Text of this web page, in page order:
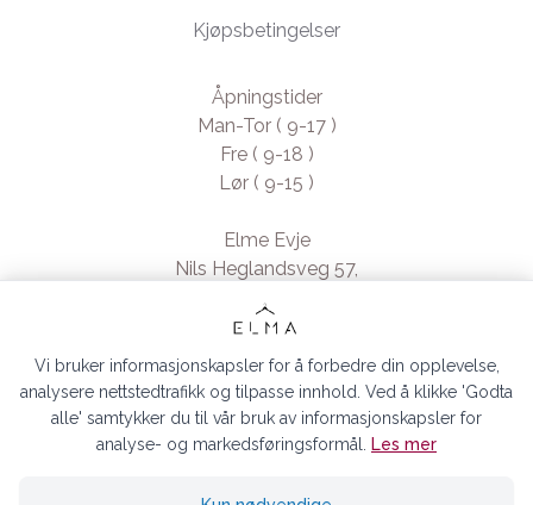
Kjøpsbetingelser
Åpningstider
Man-Tor ( 9-17 )
Fre ( 9-18 )
Lør ( 9-15 )
Elme Evje
Nils Heglandsveg 57,
4735 Evje, Norway
- Org. nr. 923370994
Vi bruker informasjonskapsler for å forbedre din opplevelse,
analysere nettstedtrafikk og tilpasse innhold. Ved å klikke 'Godta
alle' samtykker du til vår bruk av informasjonskapsler for
analyse- og markedsføringsformål.
Les mer